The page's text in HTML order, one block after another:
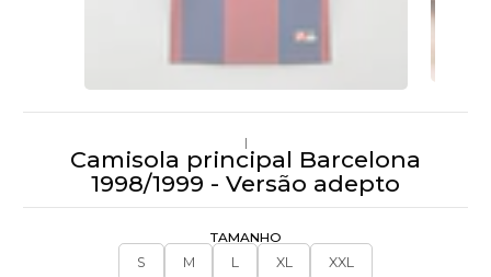
|
Camisola principal Barcelona
1998/1999 - Versão adepto
TAMANHO
S
M L XL
XXL